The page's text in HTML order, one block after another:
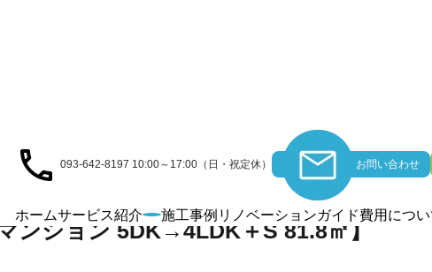
093-642-8197 10:00～17:00（日・祝定休） お問い合わせ
ホームサービス紹介 施工事例 リノベーションガイド費用につい
ンション 5DK→4LDK＋S 81.8㎡】